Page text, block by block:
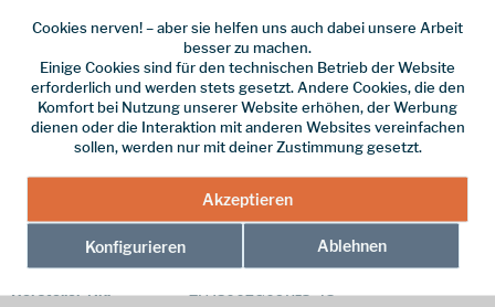
160,00 € *
inkl. MwSt./ Versandkostenfrei!
Farbe
Größe
Cookies nerven! – aber sie helfen uns auch dabei unsere Arbeit
besser zu machen.
Einige Cookies sind für den technischen Betrieb der Website
erforderlich und werden stets gesetzt. Andere Cookies, die den
Komfort bei Nutzung unserer Website erhöhen, der Werbung
dienen oder die Interaktion mit anderen Websites vereinfachen
sollen, werden nur mit deiner Zustimmung gesetzt.
Akzeptieren
Konfigurieren Ablehnen